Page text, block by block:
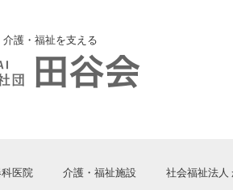
護・福祉を支える
医院 介護・福祉施設 社会福祉法人